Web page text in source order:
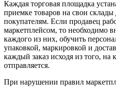
Каждая торговая площадка
приемке товаров на свои
покупателям. Если продавец
маркетплейсом, то необходимо
каждого из них, обучить
упаковкой, маркировкой и
каждый заказ исходя из того, на
отправляется.
При нарушении правил